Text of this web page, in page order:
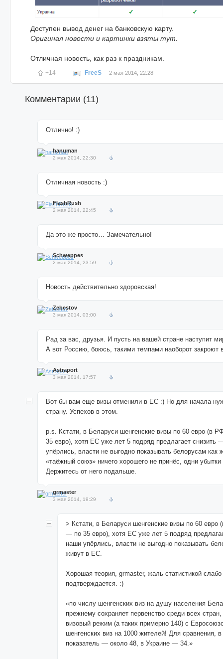
Доступен вывод денег на банковскую карту.
Оригинал новости и картинки взяты тут.
Отличная новость, как раз к праздникам.
+14 FreeS 2 мая 2014, 22:28
Комментарии (11)
Отлично! :)
hanuman
2 мая 2014, 22:30
Отличная новость :)
FlashRush
2 мая 2014, 22:45
Да это же просто… Замечательно!
Schweppes
2 мая 2014, 23:59
Новость действительно здоровская!
Zebestov
3 мая 2014, 03:00
Рад за вас, друзья. И пусть на вашей стране наступит
А вот Россию, боюсь, такими темпами наоборот закроют
Astraport
3 мая 2014, 17:57
Вот бы вам еще визы отменили в ЕС :) Но для начала
страну. Успехов в этом.
p.s. Кстати, в Беларуси шенгенские визы по 60 евро (в
35 евро), хотя ЕС уже лет 5 подряд предлагает снизить
упёрлись, власти не выгодно показывать белорусам как
«таёжный союз» ничего хорошего не принёс, одни
Держитесь от него подальше.
grmaster
3 мая 2014, 19:29
> Кстати, в Беларуси шенгенские визы по 60 евро
— по 35 евро), хотя ЕС уже лет 5 подряд
наши упёрлись, власти не выгодно показывать
живут в ЕС.
Хорошая теория, grmaster, жаль статистикой слабо
подтверждается. :)
«по числу шенгенских виз на душу населения
прежнему сохраняет первенство среди всех
визовый режим (а таких примерно 140) с
шенгенских виз на 1000 жителей! Для сравнения, в
показатель — около 48, в Украине — 34.»